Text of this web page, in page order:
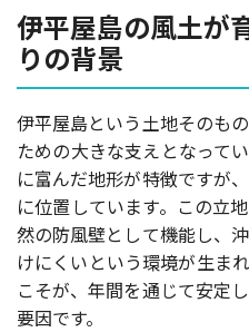
伊平屋島の風土が
りの背景
伊平屋島という土地そのも
ための大きな支えとなって
に富んだ地形が特徴ですが
に位置しています。この立
然の防風壁として機能し、
けにくいという環境が生ま
こそが、年間を通じて安定
要因です。